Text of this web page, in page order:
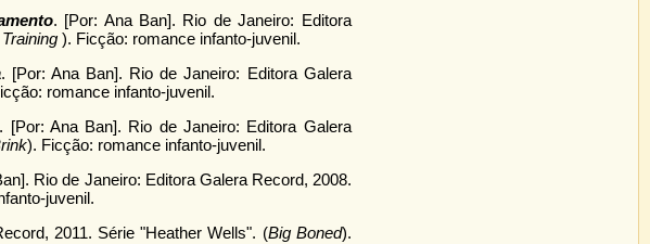
. [Por: Ana Ban]. Rio de Janeiro: Editora
). Ficção: romance infanto-juvenil.
. [Por: Ana Ban]. Rio de Janeiro: Editora Galera
romance infanto-juvenil.
. [Por: Ana Ban]. Rio de Janeiro: Editora Galera
). Ficção: romance infanto-juvenil.
Rio de Janeiro: Editora Galera Record, 2008.
juvenil.
2011. Série "Heather Wells". (Big Boned).